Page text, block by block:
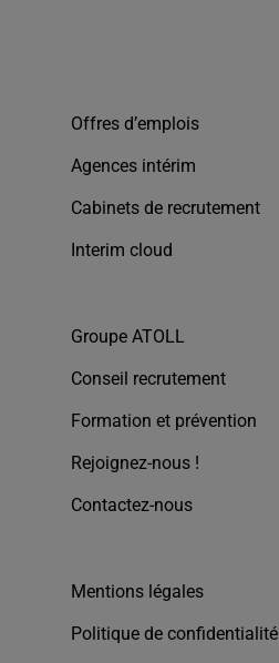
Offres d’emplois
Agences intérim
Cabinets de recrutement
Interim cloud
Groupe ATOLL
Conseil recrutement
Formation et prévention
Rejoignez-nous !
Contactez-nous
Mentions légales
Politique de confidentialité